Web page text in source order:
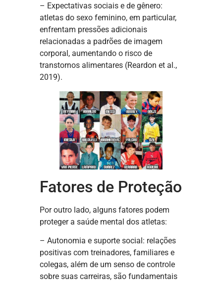
– Expectativas sociais e de gênero:
atletas do sexo feminino, em particular,
enfrentam pressões adicionais
relacionadas a padrões de imagem
corporal, aumentando o risco de
transtornos alimentares (Reardon et al.,
2019).
Fatores de Proteção
Por outro lado, alguns fatores podem
proteger a saúde mental dos atletas:
– Autonomia e suporte social: relações
positivas com treinadores, familiares e
colegas, além de um senso de controle
sobre suas carreiras, são fundamentais